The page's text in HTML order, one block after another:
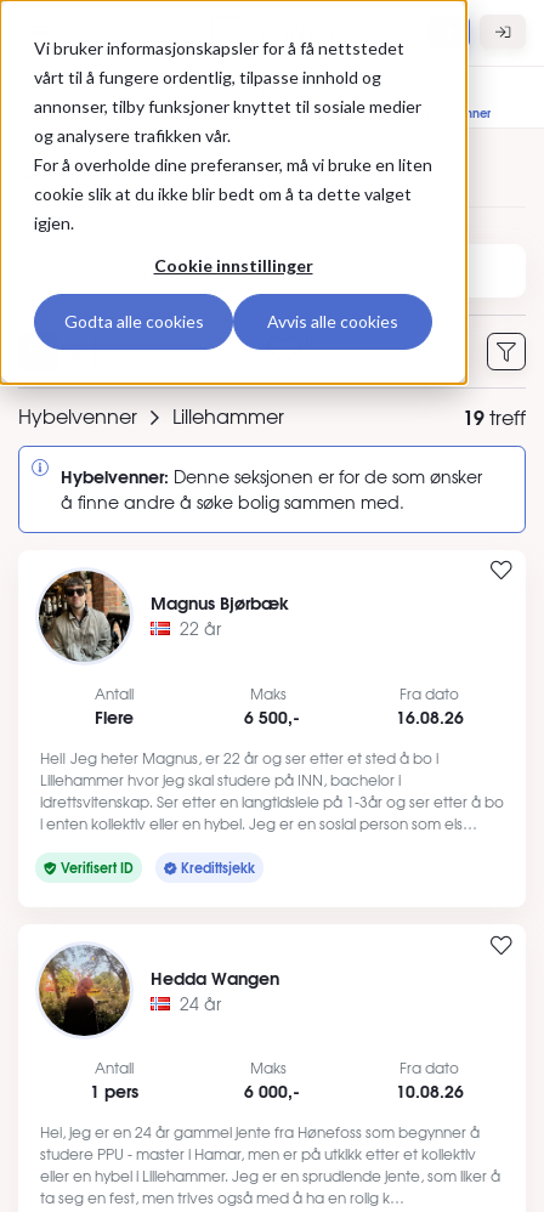
Vi bruker informasjonskapsler for å få nettstedet
vårt til å fungere ordentlig, tilpasse innhold og
annonser, tilby funksjoner knyttet til sosiale medier
og analysere trafikken vår.
For å overholde dine preferanser, må vi bruke en liten
cookie slik at du ikke blir bedt om å ta dette valget
igjen.
Cookie innstillinger
Godta alle cookies Avvis alle cookies
Bolig til leie Leietakere Hybelvenner
Annonser
Hybelvenner Lillehammer 19treff
Hybelvenner: Denne seksjonen er for de som ønsker
å finne andre å søke bolig sammen med.
Magnus Bjørbæk
22 år
Antall
Flere
Maks
6 500,-
Fra dato
16.08.26
Hei! Jeg heter Magnus, er 22 år og ser etter et sted å bo i
Lillehammer hvor jeg skal studere på INN, bachelor i
idrettsvitenskap. Ser etter en langtidsleie på 1-3år og ser etter å bo
i enten kollektiv eller en hybel. Jeg er en sosial person som els…
Verifisert ID Kredittsjekk
Hedda Wangen
24 år
Antall
1 pers
Maks
6 000,-
Fra dato
10.08.26
Hei, jeg er en 24 år gammel jente fra Hønefoss som begynner å
studere PPU - master i Hamar, men er på utkikk etter et kollektiv
eller en hybel i Lillehammer. Jeg er en sprudlende jente, som liker å
ta seg en fest, men trives også med å ha en rolig k…